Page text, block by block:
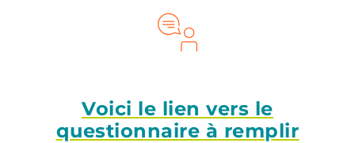
Voici le lien vers le
questionnaire à remplir